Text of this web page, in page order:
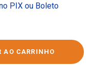
PIX ou Boleto